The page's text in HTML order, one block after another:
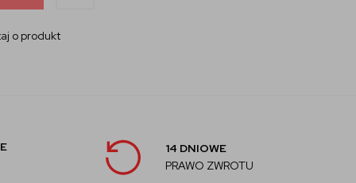
o produkt
14 DNIOWE
PRAWO ZWROTU